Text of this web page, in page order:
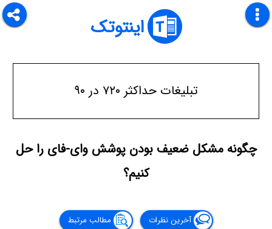
اینتوتک
تبلیغات حداکثر ۷۲۰ در ۹۰
چگونه مشکل ضعیف بودن پوشش وای-فای را حل
کنیم؟
آخرین نظرات مطالب مرتبط